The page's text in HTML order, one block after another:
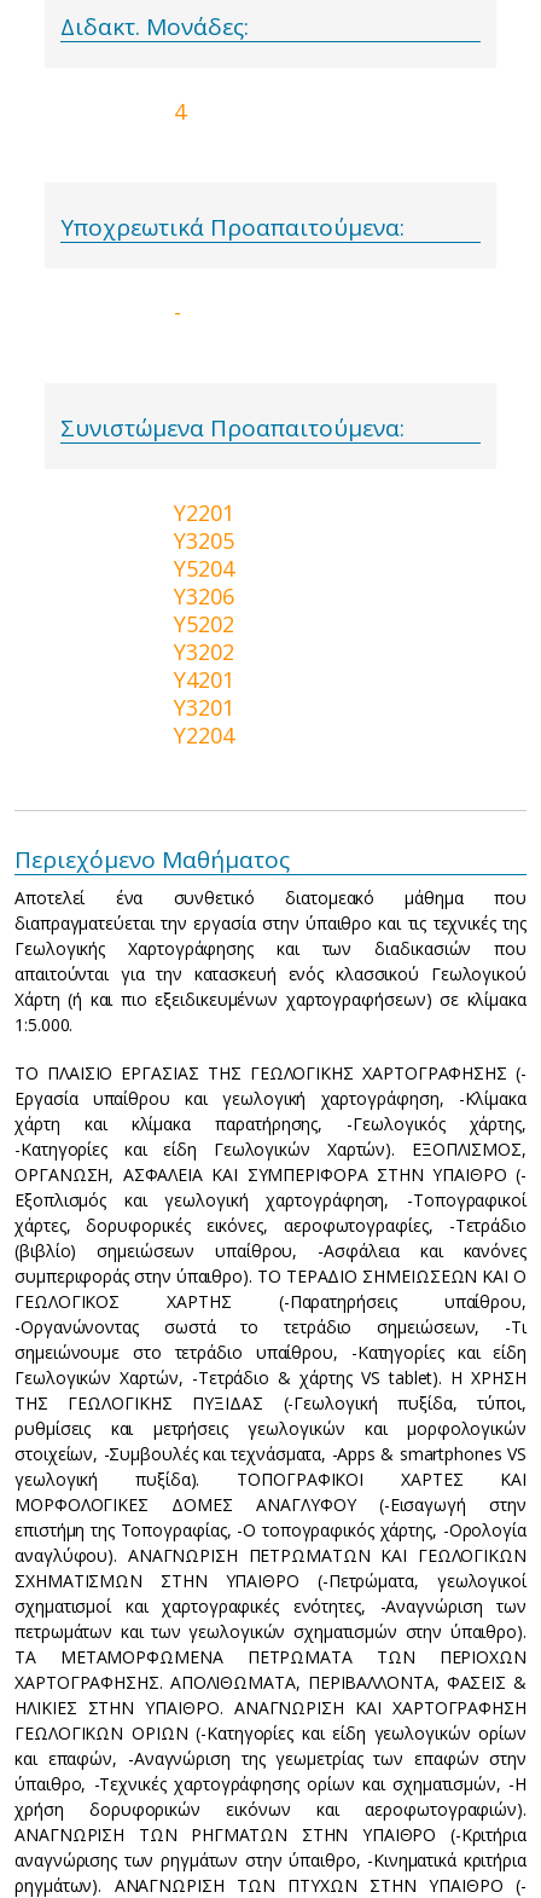
Διδακτ. Μονάδες:
4
Υποχρεωτικά Προαπαιτούμενα:
-
Συνιστώμενα Προαπαιτούμενα:
Υ2201
Y3205
Y5204
Y3206
Y5202
Y3202
Y4201
Y3201
Y2204
Περιεχόμενο Μαθήματος
Αποτελεί ένα συνθετικό διατομεακό μάθημα που
διαπραγματεύεται την εργασία στην ύπαιθρο και τις τεχνικές της
Γεωλογικής Χαρτογράφησης και των διαδικασιών που
απαιτούνται για την κατασκευή ενός κλασσικού Γεωλογικού
Χάρτη (ή και πιο εξειδικευμένων χαρτογραφήσεων) σε κλίμακα
1:5.000.
ΤΟ ΠΛΑΙΣΙΟ ΕΡΓΑΣΙΑΣ ΤΗΣ ΓΕΩΛΟΓΙΚΗΣ ΧΑΡΤΟΓΡΑΦΗΣΗΣ (-
Εργασία υπαίθρου και γεωλογική χαρτογράφηση, -Κλίμακα
χάρτη και κλίμακα παρατήρησης, -Γεωλογικός χάρτης,
-Κατηγορίες και είδη Γεωλογικών Χαρτών). ΕΞΟΠΛΙΣΜΟΣ,
ΟΡΓΑΝΩΣΗ, ΑΣΦΑΛΕΙΑ ΚΑΙ ΣΥΜΠΕΡΙΦΟΡΑ ΣΤΗΝ ΥΠΑΙΘΡΟ (-
Εξοπλισμός και γεωλογική χαρτογράφηση, -Τοπογραφικοί
χάρτες, δορυφορικές εικόνες, αεροφωτογραφίες, -Τετράδιο
(βιβλίο) σημειώσεων υπαίθρου, -Ασφάλεια και κανόνες
συμπεριφοράς στην ύπαιθρο). ΤΟ ΤΕΡΑΔΙΟ ΣΗΜΕΙΩΣΕΩΝ ΚΑΙ Ο
ΓΕΩΛΟΓΙΚΟΣ ΧΑΡΤΗΣ (-Παρατηρήσεις υπαίθρου,
-Οργανώνοντας σωστά το τετράδιο σημειώσεων, -Τι
σημειώνουμε στο τετράδιο υπαίθρου, -Κατηγορίες και είδη
Γεωλογικών Χαρτών, -Τετράδιο & χάρτης VS tablet). Η ΧΡΗΣΗ
ΤΗΣ ΓΕΩΛΟΓΙΚΗΣ ΠΥΞΙΔΑΣ (-Γεωλογική πυξίδα, τύποι,
ρυθμίσεις και μετρήσεις γεωλογικών και μορφολογικών
στοιχείων, -Συμβουλές και τεχνάσματα, -Apps & smartphones VS
γεωλογική πυξίδα). ΤΟΠΟΓΡΑΦΙΚΟΙ ΧΑΡΤΕΣ ΚΑΙ
ΜΟΡΦΟΛΟΓΙΚΕΣ ΔΟΜΕΣ ΑΝΑΓΛΥΦΟΥ (-Εισαγωγή στην
επιστήμη της Τοπογραφίας, -Ο τοπογραφικός χάρτης, -Ορολογία
αναγλύφου). ΑΝΑΓΝΩΡΙΣΗ ΠΕΤΡΩΜΑΤΩΝ ΚΑΙ ΓΕΩΛΟΓΙΚΩΝ
ΣΧΗΜΑΤΙΣΜΩΝ ΣΤΗΝ ΥΠΑΙΘΡΟ (-Πετρώματα, γεωλογικοί
σχηματισμοί και χαρτογραφικές ενότητες, -Αναγνώριση των
πετρωμάτων και των γεωλογικών σχηματισμών στην ύπαιθρο).
ΤΑ ΜΕΤΑΜΟΡΦΩΜΕΝΑ ΠΕΤΡΩΜΑΤΑ ΤΩΝ ΠΕΡΙΟΧΩΝ
ΧΑΡΤΟΓΡΑΦΗΣΗΣ. ΑΠΟΛΙΘΩΜΑΤΑ, ΠΕΡΙΒΑΛΛΟΝΤΑ, ΦΑΣΕΙΣ &
ΗΛΙΚΙΕΣ ΣΤΗΝ ΥΠΑΙΘΡΟ. ΑΝΑΓΝΩΡΙΣΗ ΚΑΙ ΧΑΡΤΟΓΡΑΦΗΣΗ
ΓΕΩΛΟΓΙΚΩΝ ΟΡΙΩΝ (-Κατηγορίες και είδη γεωλογικών ορίων
και επαφών, -Αναγνώριση της γεωμετρίας των επαφών στην
ύπαιθρο, -Τεχνικές χαρτογράφησης ορίων και σχηματισμών, -Η
χρήση δορυφορικών εικόνων και αεροφωτογραφιών).
ΑΝΑΓΝΩΡΙΣΗ ΤΩΝ ΡΗΓΜΑΤΩΝ ΣΤΗΝ ΥΠΑΙΘΡΟ (-Κριτήρια
αναγνώρισης των ρηγμάτων στην ύπαιθρο, -Κινηματικά κριτήρια
ρηγμάτων). ΑΝΑΓΝΩΡΙΣΗ ΤΩΝ ΠΤΥΧΩΝ ΣΤΗΝ ΥΠΑΙΘΡΟ (-